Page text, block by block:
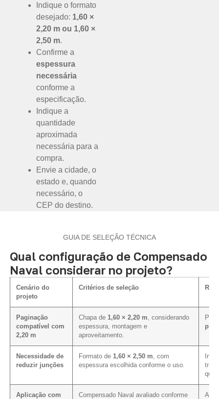
Indique o formato
desejado: 1,60 ×
2,20 m ou 1,60 ×
2,50 m.
Confirme a
espessura
necessária
conforme a
especificação.
Indique a
quantidade
aproximada
necessária para a
compra.
Envie a cidade, o
estado e, quando
necessário, o
CEP do destino.
GUIA DE SELEÇÃO TÉCNICA
Qual configuração de Compensado
Naval considerar no projeto?
Cenário do
projeto
Critérios de seleção
Paginação
compatível com
2,20 m
Chapa de 1,60 × 2,20 m , considerando
espessura, montagem e
aproveitamento.
Necessidade de
reduzir junções
Formato de 1,60 × 2,50 m , com
espessura escolhida conforme o uso.
Aplicação com
Compensado Naval avaliado conforme
A